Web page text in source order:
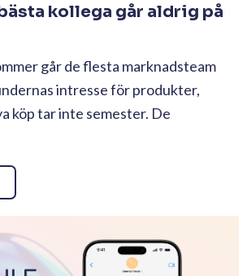
kollega går aldrig på
går de flesta marknadsteam
intresse för produkter,
köp tar inte semester. De